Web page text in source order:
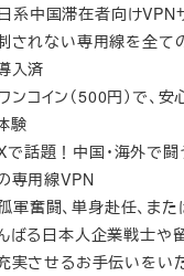
系中国滞在者向けVPN
されない専用線を全て
入済
ンコイン（500円）で、
験
で話題！中国・海外で
専用線VPN
軍奮闘、単身赴任、ま
ばる日本人企業戦士や
実させるお手伝いをい